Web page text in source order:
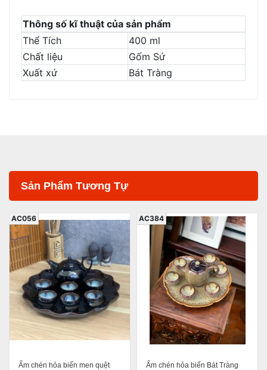
Thông số kĩ thuật của sản phẩm
Thể Tích
400 ml
Chất liệu
Gốm Sứ
Xuất xứ
Bát Tràng
Sản Phẩm Tương Tự
Ấm chén hỏa biến men quệt
AC056
Ấm chén hỏa biến Bát Tràng
AC384